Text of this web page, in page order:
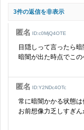
3件の返信を非表示
匿名 ID:c0MjQ4OTE
目隠しって言ったら
暗闇が出た時点でこ
匿名 ID:Y2NDc4OTc
常に暗闇かかる状態
お前想像力乏しすぎん